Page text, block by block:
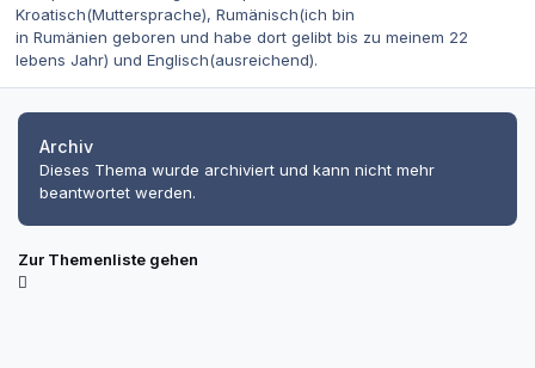
Kroatisch(Muttersprache), Rumänisch(ich bin
in Rumänien geboren und habe dort gelibt bis zu meinem 22
lebens Jahr) und Englisch(ausreichend).
Archiv
Dieses Thema wurde archiviert und kann nicht mehr
beantwortet werden.
Zur Themenliste gehen